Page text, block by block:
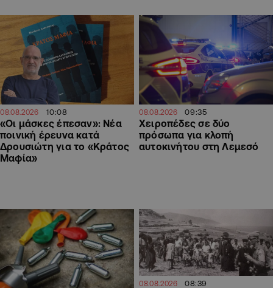
08.08.2026 10:08
«Οι μάσκες έπεσαν»: Νέα
ποινική έρευνα κατά
Δρουσιώτη για το «Κράτος
Μαφία»
08.08.2026 09:35
Χειροπέδες σε δύο
πρόσωπα για κλοπή
αυτοκινήτου στη Λεμεσό
08.08.2026 08:39